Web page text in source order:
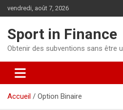
vendredi, août 7, 2026
Sport in Finance
Obtenir des subventions sans être
Accueil Option Binaire